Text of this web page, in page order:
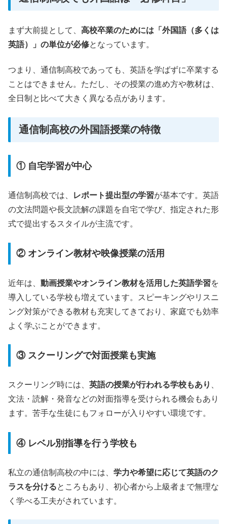
まず大前提として、 高校卒業のためには「外国語（多くは
英語）」の単位が必修となっています。
つまり、通信制高校であっても、英語を学ばずに卒業する
ことはできません。ただし、その授業の進め方や教材は、
全日制と比べて大きく異なる点があります。
通信制高校の外国語授業の特徴
① 自宅学習が中心
通信制高校では、 レポート提出型の学習が基本です。英語
の文法問題や長文読解の課題を自宅で学び、指定された形
式で提出するスタイルが主流です。
② オンライン教材や映像授業の活用
近年は、 動画授業やオンライン教材を活用した英語学習を
導入している学校も増えています。スピーキングやリスニ
ング対策ができる教材も充実してきており、家庭でも効率
よく学ぶことができます。
③ スクーリングで対面授業も実施
スクーリング時には、 英語の授業が行われる学校もあり 、
文法・読解・発音などの対面指導を受けられる機会もあり
ます。苦手な生徒にもフォローが入りやすい環境です。
④ レベル別指導を行う学校も
私立の通信制高校の中には、 学力や希望に応じて英語のク
ラスを分けるところもあり、初心者から上級者まで無理な
く学べる工夫がされています。